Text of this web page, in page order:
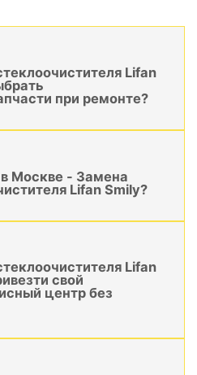
Lifan
при ремонте?
Москве - Замена
Lifan Smily?
Lifan
свой
центр без